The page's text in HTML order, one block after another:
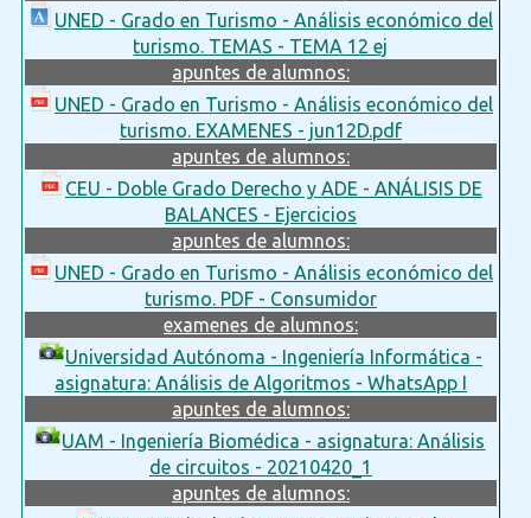
UNED - Grado en Turismo - Análisis económico del
turismo. TEMAS - TEMA 12 ej
apuntes de alumnos:
UNED - Grado en Turismo - Análisis económico del
turismo. EXAMENES - jun12D.pdf
apuntes de alumnos:
CEU - Doble Grado Derecho y ADE - ANÁLISIS DE
BALANCES - Ejercicios
apuntes de alumnos:
UNED - Grado en Turismo - Análisis económico del
turismo. PDF - Consumidor
examenes de alumnos:
Universidad Autónoma - Ingeniería Informática -
asignatura: Análisis de Algoritmos - WhatsApp I
apuntes de alumnos:
UAM - Ingeniería Biomédica - asignatura: Análisis
de circuitos - 20210420_1
apuntes de alumnos: